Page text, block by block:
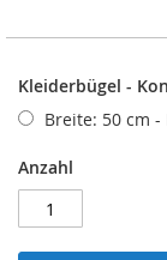
Kleiderbügel -
Breite: 50 cm
Anzahl